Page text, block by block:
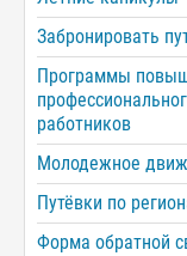
Забронировать
Программы
работников
Молодежное
Путёвки по
Форма обратной